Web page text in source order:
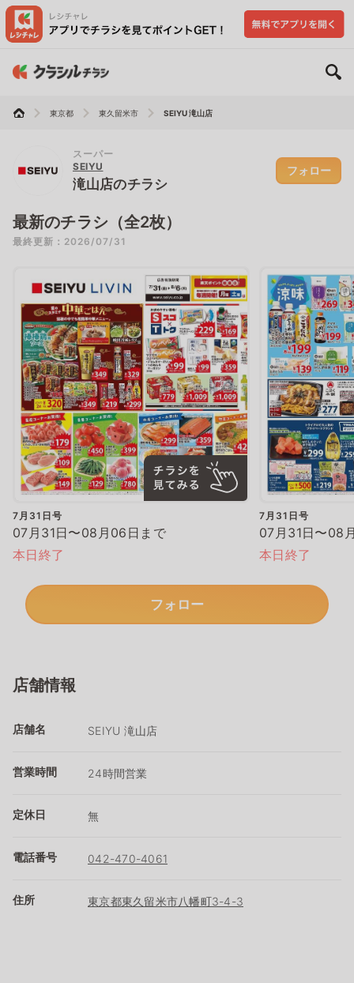
東京都 東久留米市 SEIYU 滝山店
スーパー
SEIYU
滝山店のチラシ
フォロー
最新のチラシ（全2枚）
最終更新：2026/07/31
7月31日号
07月31日〜08月06日まで
本日終了
7月31日号
07月31日〜08
本日終了
フォロー
店舗情報
店舗名 SEIYU 滝山店
営業時間 24時間営業
定休日 無
電話番号 042-470-4061
住所 東京都東久留米市八幡町3-4-3